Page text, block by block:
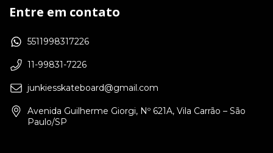
Entre em contato
5511998317226
11-99831-7226
junkiesskateboard@gmail.com
Avenida Guilherme Giorgi, Nº 621A, Vila Carrão – São
Paulo/SP